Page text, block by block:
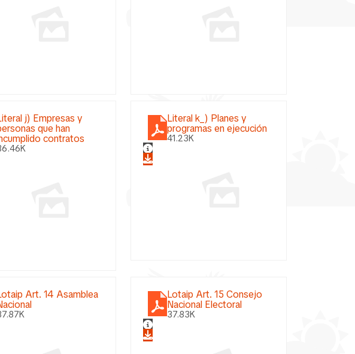
j) Empresas y
que han
contratos
Literal k_) Planes y
programas en ejecución
41.23K
Art. 14 Asamblea
Lotaip Art. 15 Consejo
Nacional Electoral
37.83K